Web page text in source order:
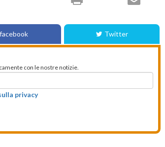
facebook Twitter
con le nostre notizie.
privacy